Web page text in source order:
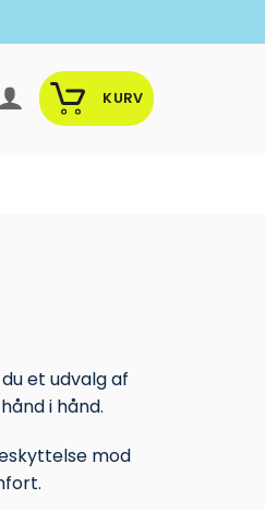
KURV
et udvalg af
i hånd.
mod